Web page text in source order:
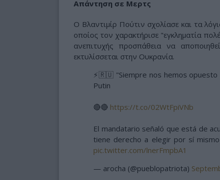
Απάντηση σε Μερτς
Ο Βλαντιμίρ Πούτιν σχολίασε και τα
οποίος τον χαρακτήρισε "εγκληματία
ανεπιτυχής προσπάθεια να
εκτυλίσσεται στην Ουκρανία.
⚡️🇷🇺 "Siempre nos hemos
Putin
🔴🔴 https://t.co/02WtFpiVNb
El mandatario señaló que está de
tiene derecho a elegir por sí
pic.twitter.com/lnerFmpbA1
— arocha (@pueblopatriota)